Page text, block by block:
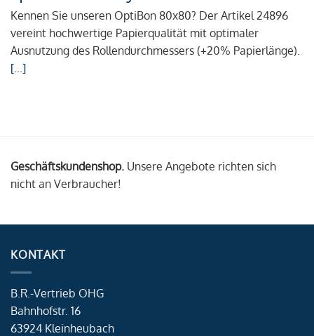
Kennen Sie unseren OptiBon 80x80? Der Artikel 24896
vereint hochwertige Papierqualität mit optimaler
Ausnutzung des Rollendurchmessers (+20% Papierlänge).
[...]
Geschäftskundenshop. Unsere Angebote richten sich
nicht an Verbraucher!
KONTAKT
B.R.-Vertrieb OHG
Bahnhofstr. 16
63924 Kleinheubach